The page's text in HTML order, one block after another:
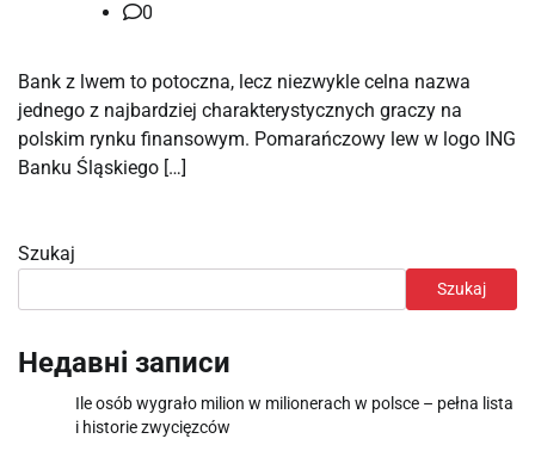
0
Bank z lwem to potoczna, lecz niezwykle celna nazwa
jednego z najbardziej charakterystycznych graczy na
polskim rynku finansowym. Pomarańczowy lew w logo ING
Banku Śląskiego […]
Szukaj
Szukaj
Недавні записи
Ile osób wygrało milion w milionerach w polsce – pełna lista
i historie zwycięzców